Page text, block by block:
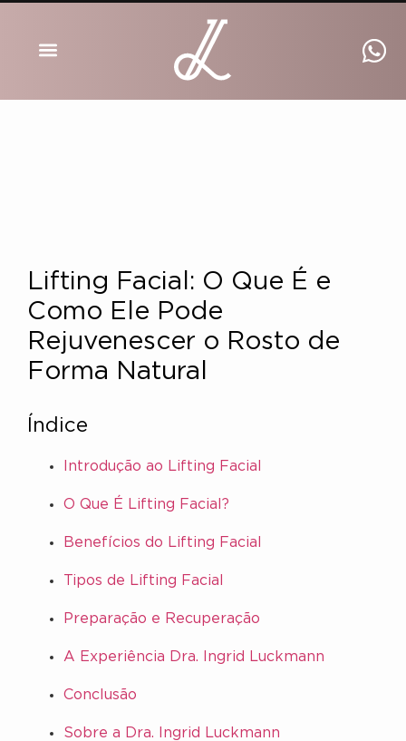
Lifting Facial: O Que É e
Como Ele Pode
Rejuvenescer o Rosto de
Forma Natural
Índice
Introdução ao Lifting Facial
O Que É Lifting Facial?
Benefícios do Lifting Facial
Tipos de Lifting Facial
Preparação e Recuperação
A Experiência Dra. Ingrid Luckmann
Conclusão
Sobre a Dra. Ingrid Luckmann